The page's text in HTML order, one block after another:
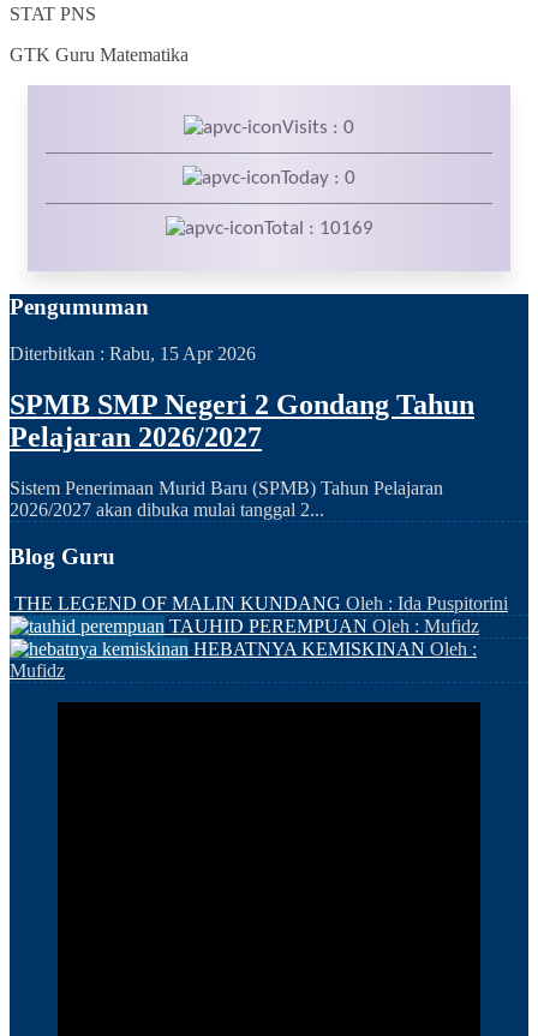
STAT PNS
GTK Guru Matematika
Visits : 0
Today : 0
Total : 10169
Pengumuman
Diterbitkan : Rabu, 15 Apr 2026
SPMB SMP Negeri 2 Gondang Tahun
Pelajaran 2026/2027
Sistem Penerimaan Murid Baru (SPMB) Tahun Pelajaran
2026/2027 akan dibuka mulai tanggal 2...
Blog Guru
THE LEGEND OF MALIN KUNDANG Oleh : Ida Puspitorini
TAUHID PEREMPUAN Oleh : Mufidz
HEBATNYA KEMISKINAN Oleh :
Mufidz